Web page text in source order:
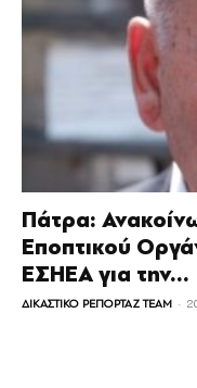
Πάτρα:
Εποπτικού
ΕΣΗΕΑ για την...
ΔΙΚΑΣΤΙΚΟ ΡΕΠΟΡΤΑΖ TEAM -